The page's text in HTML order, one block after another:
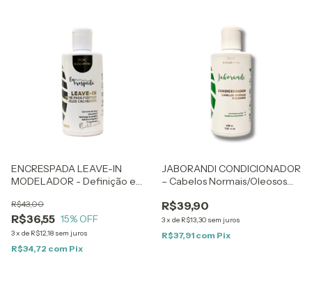
ENCRESPADA LEAVE-IN
MODELADOR - Definição e
Cacheados - 200ml
R$36,55
R$43,00
15% OFF
3x de R$12,18 sem juros
R$34,72 com Pix
JABORANDI CONDICIONADOR
– Cabelos Normais/Oleosos
200ml
R$39,90
3x de R$13,30 sem juros
R$37,91 com Pix